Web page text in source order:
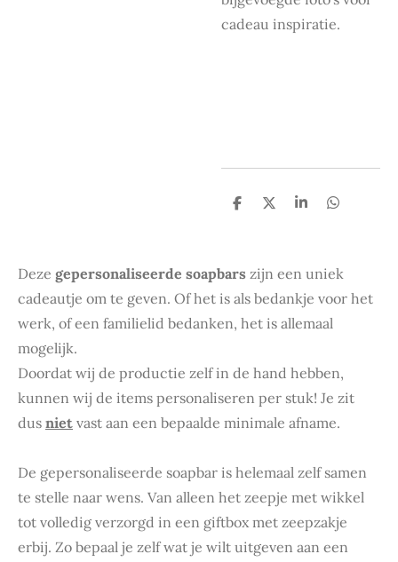
cadeau inspiratie.
D
D
S
D
n
Deze gepersonaliseerde soapbars zijn een uniek
cadeautje om te geven. Of het is als bedankje voor het
werk, of een familielid bedanken, het is allemaal
mogelijk.
Doordat wij de productie zelf in de hand hebben,
kunnen wij de items personaliseren per stuk! Je zit
dus niet vast aan een bepaalde minimale afname.
De gepersonaliseerde soapbar is helemaal zelf samen
te stelle naar wens. Van alleen het zeepje met wikkel
tot volledig verzorgd in een giftbox met zeepzakje
erbij. Zo bepaal je zelf wat je wilt uitgeven aan een